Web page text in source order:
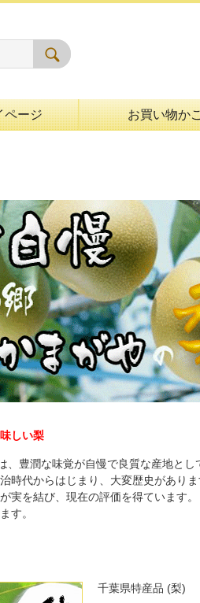
ページ お買い物か
しい梨
、豊潤な味覚が自慢で良質な産地とし
時代からはじまり、大変歴史があり
実を結び、現在の評価を得ています
す。
千葉県特産品 (梨)